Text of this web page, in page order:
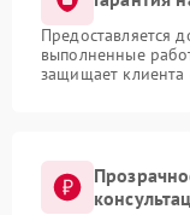
Предоставляется
выполненные
защищает клиента